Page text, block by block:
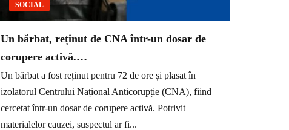
SOCIAL
Un bărbat, reținut de CNA într-un dosar de
corupere activă.…
Un bărbat a fost reținut pentru 72 de ore și plasat în
izolatorul Centrului Național Anticorupție (CNA), fiind
cercetat într-un dosar de corupere activă. Potrivit
materialelor cauzei, suspectul ar fi...